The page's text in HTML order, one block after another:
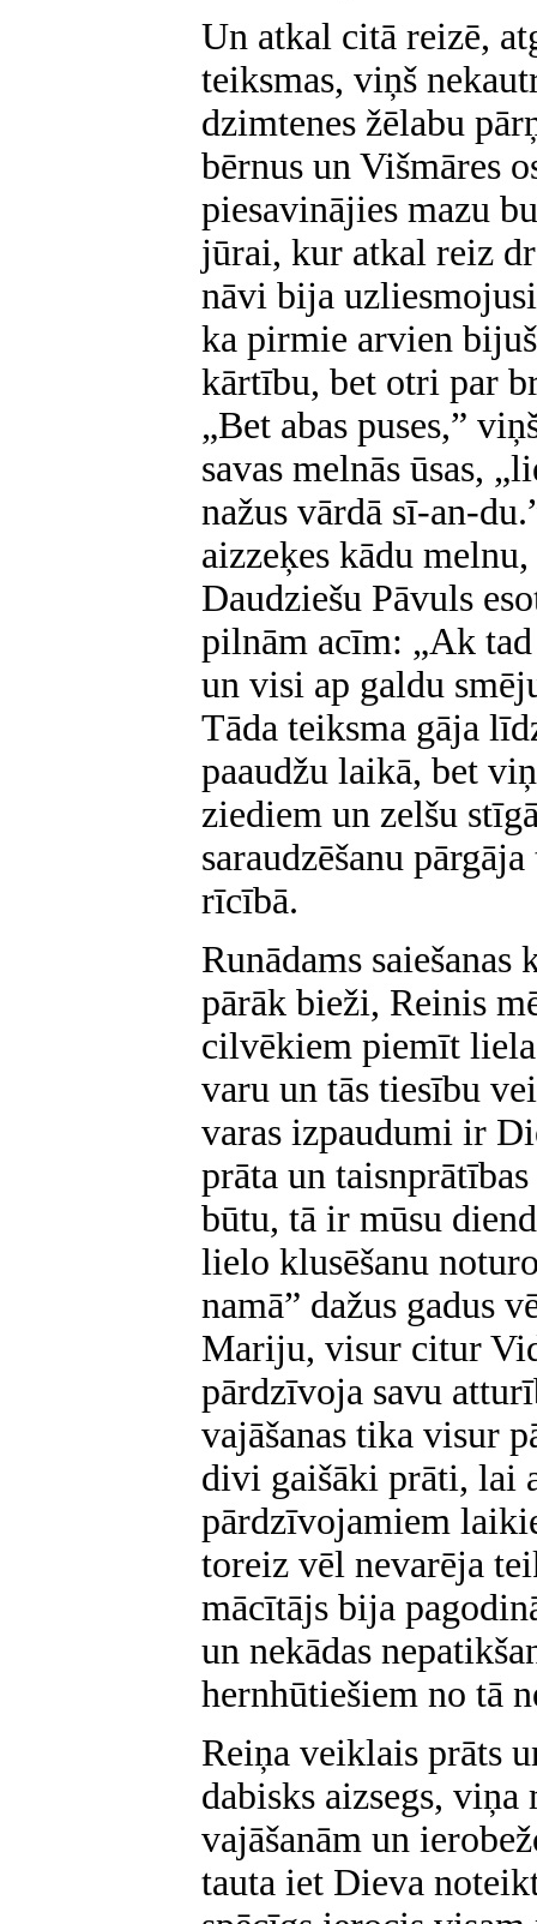
Un atkal citā reizē,
teiksmas, viņš
dzimtenes žēlabu
bērnus un Višmāres
piesavinājies mazu
jūrai, kur atkal reiz
nāvi bija
ka pirmie arvien
kārtību, bet otri par
„Bet abas puses,”
savas melnās ūsas,
nažus vārdā sī-an-
aizzeķes kādu
Daudziešu Pāvuls
pilnām acīm: „Ak
un visi ap galdu
Tāda teiksma gāja
paaudžu laikā, bet
ziediem un zelšu
saraudzēšanu
rīcībā.
Runādams
pārāk bieži, Reinis
cilvēkiem piemīt liela
varu un tās tiesību
varas izpaudumi ir
prāta un
būtu, tā ir mūsu
lielo klusēšanu
namā” dažus gadus
Mariju, visur citur
pārdzīvoja savu
vajāšanas tika visur
divi gaišāki prāti, lai
pārdzīvojamiem
toreiz vēl nevarēja
mācītājs bija
un nekādas
hernhūtiešiem no tā
Reiņa veiklais prāts
dabisks aizsegs,
vajāšanām un
tauta iet Dieva